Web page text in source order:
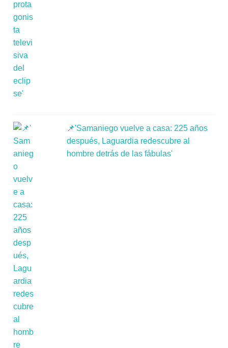
📌'Samaniego vuelve a casa: 225 años
después, Laguardia redescubre al
hombre detrás de las fábulas'